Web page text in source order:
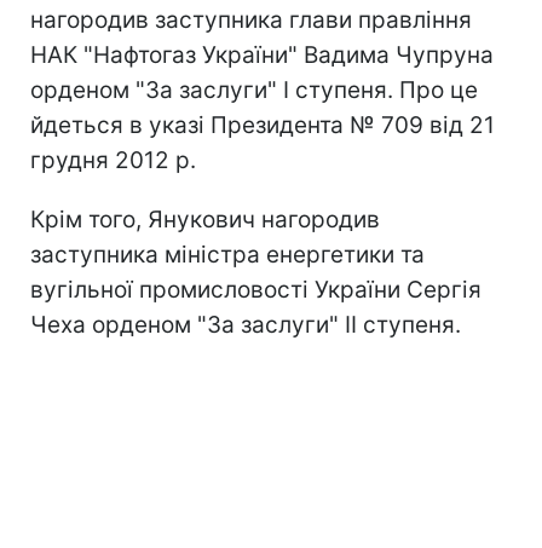
нагородив заступника глави правління
НАК "Нафтогаз України" Вадима Чупруна
орденом "За заслуги" I ступеня. Про це
йдеться в указі Президента № 709 від 21
грудня 2012 р.
Крім того, Янукович нагородив
заступника міністра енергетики та
вугільної промисловості України Сергія
Чеха орденом "За заслуги" II ступеня.